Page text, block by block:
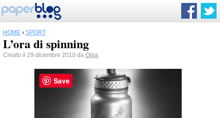
HOME › SPORT
L’ora di spinning
Creato il 29 dicembre 2010 da Olga
Save